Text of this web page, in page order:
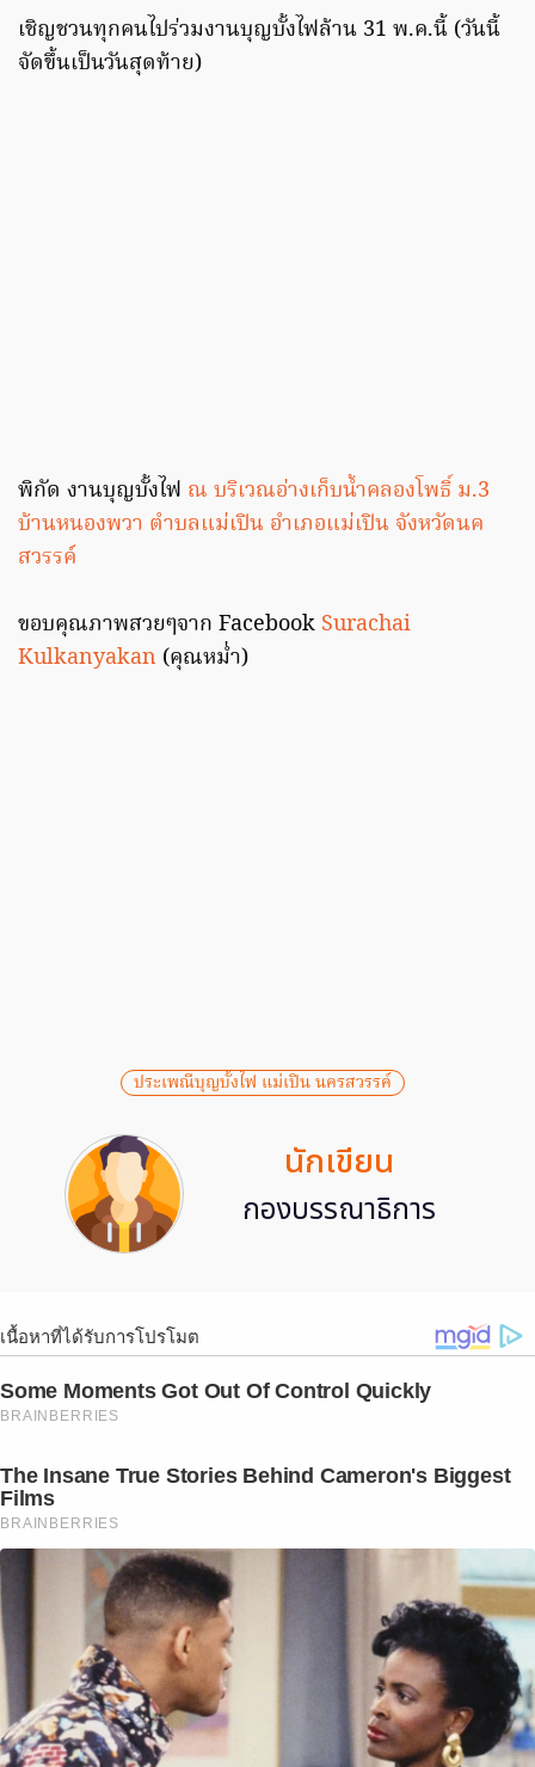
เชิญชวนทุกคนไปร่วมงานบุญบั้งไฟล้าน 31 พ.ค.นี้ (วันนี้
จัดขึ้นเป็นวันสุดท้าย)
พิกัด งานบุญบั้งไฟ ณ บริเวณอ่างเก็บน้ำคลองโพธิ์ ม.3
บ้านหนองพวา ตำบลแม่เปิน อำเภอแม่เปิน จังหวัดนค
สวรรค์
ขอบคุณภาพสวยๆจาก Facebook Surachai
Kulkanyakan (คุณหม่ำ)
ประเพณีบุญบั้งไฟ แม่เปิน นครสวรรค์
นักเขียน
กองบรรณาธิการ
เนื้อหาที่ได้รับการโปรโมต
Some Moments Got Out Of Control Quickly
BRAINBERRIES
The Insane True Stories Behind Cameron's Biggest
Films
BRAINBERRIES